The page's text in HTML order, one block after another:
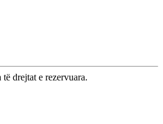
drejtat e rezervuara.